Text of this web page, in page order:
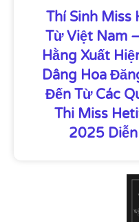
Thí Sinh Miss
Từ Việt Nam
Hằng Xuất
Dâng Hoa
Đến Từ Các
Thi Miss
2025 Diễn